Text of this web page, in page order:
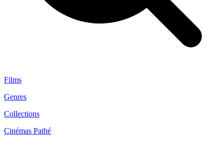
Films
Genres
Collections
Cinémas Pathé